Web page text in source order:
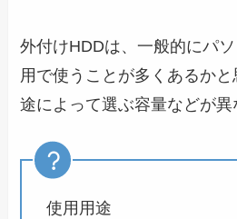
外付けHDDは、一般的にパ
用で使うことが多くあるか
途によって選ぶ容量などが異
使用用途